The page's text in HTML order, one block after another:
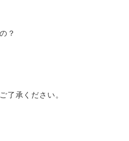
？
了承ください。